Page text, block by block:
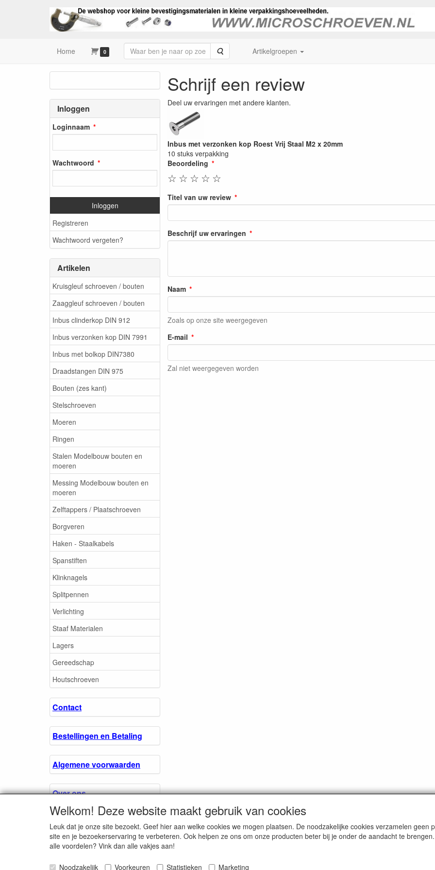
Home 0 Zoeken Artikelgroepen
Inloggen
Loginnaam
Wachtwoord
Inloggen
Registreren
Wachtwoord vergeten?
Artikelen
Kruisgleuf schroeven / bouten
Zaaggleuf schroeven / bouten
Inbus clinderkop DIN 912
Inbus verzonken kop DIN 7991
Inbus met bolkop DIN7380
Draadstangen DIN 975
Bouten (zes kant)
Stelschroeven
Moeren
Ringen
Stalen Modelbouw bouten en
moeren
Messing Modelbouw bouten en
moeren
Zelftappers / Plaatschroeven
Borgveren
Haken - Staalkabels
Spanstiften
Klinknagels
Splitpennen
Verlichting
Staaf Materialen
Lagers
Gereedschap
Houtschroeven
Contact
Bestellingen en Betaling
Algemene voorwaarden
Over ons.
Privacyverklaring
Schrijf een review
Deel uw ervaringen met andere klanten.
Inbus met verzonken kop Roest Vrij Staal M2 x 20mm
10 stuks verpakking
Beoordeling
☆
☆
☆
☆
☆
Titel van uw review
Beschrijf uw ervaringen
Naam
Zoals op onze site weergegeven
E-mail
Zal niet weergegeven worden
Welkom! Deze website maakt gebruik van cookies
Leuk dat je onze site bezoekt. Geef hier aan welke cookies we mogen plaatsen. De noodzakelijke cookies verzamelen
site en je bezoekerservaring te verbeteren. Ook helpen ze ons om onze producten beter bij je onder de aandacht te
alle voordelen? Vink dan alle vakjes aan!
Noodzakelijk Voorkeuren Statistieken Marketing